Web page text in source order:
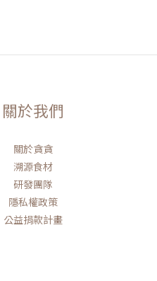
關於我們
關於貪貪
溯源食材
研發團隊
隱私權政策
公益捐款計畫